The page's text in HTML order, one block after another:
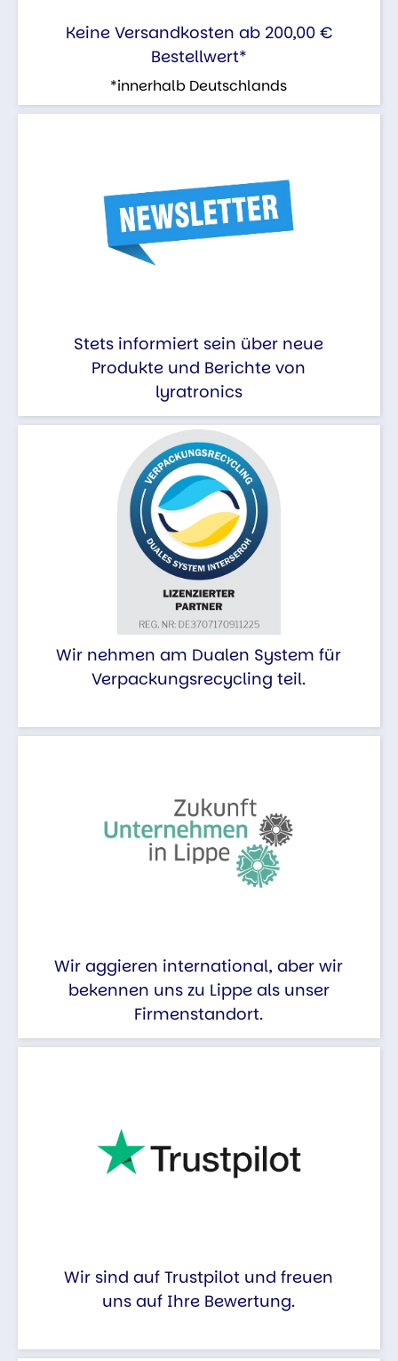
Keine Versandkosten ab 200,00 €
Bestellwert*
*innerhalb Deutschlands
Stets informiert sein über neue
Produkte und Berichte von
lyratronics
Wir nehmen am Dualen System für
Verpackungsrecycling teil.
Wir aggieren international, aber wir
bekennen uns zu Lippe als unser
Firmenstandort.
Wir sind auf Trustpilot und freuen
uns auf Ihre Bewertung.